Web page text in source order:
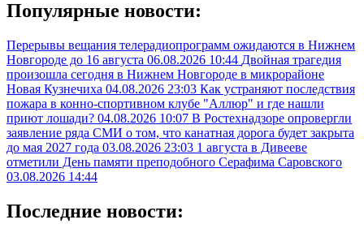
Популярные новости:
Перерывы вещания телерадиопрограмм ожидаются в Нижнем
Новгороде до 16 августа 06.08.2026 10:44 Двойная трагедия
произошла сегодня в Нижнем Новгороде в микрорайоне
Новая Кузнечиха 04.08.2026 23:03 Как устраняют последствия
пожара в конно-спортивном клубе "Аллюр" и где нашли
приют лошади? 04.08.2026 10:07 В Ростехнадзоре опровергли
заявление ряда СМИ о том, что канатная дорога будет закрыта
до мая 2027 года 03.08.2026 23:03 1 августа в Дивееве
отметили День памяти преподобного Серафима Саровского
03.08.2026 14:44
Последние новости: